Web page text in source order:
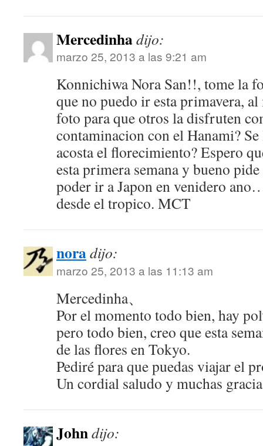
Mercedinhadijo:
marzo 25, 2013 a las 9:21 am
Konnichiwa Nora San!!, tome la
que no puedo ir esta primavera,
foto para que otros la disfruten
contaminacion con el Hanami?
acosta el florecimiento? Espero
esta primera semana y bueno
poder ir a Japon en venidero
desde el tropico. MCT
noradijo:
marzo 25, 2013 a las 11:13 am
Mercedinha、
Por el momento todo bien, hay
pero todo bien, creo que esta
de las flores en Tokyo.
Pediré para que puedas viajar el
Un cordial saludo y muchas
Johndijo: